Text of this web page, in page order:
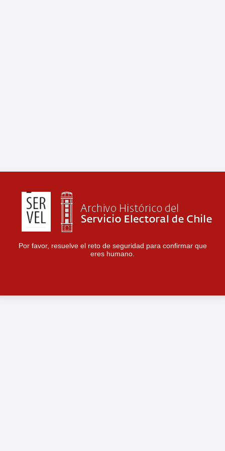
Por favor, resuelve el reto de seguridad para confirmar que
eres humano.